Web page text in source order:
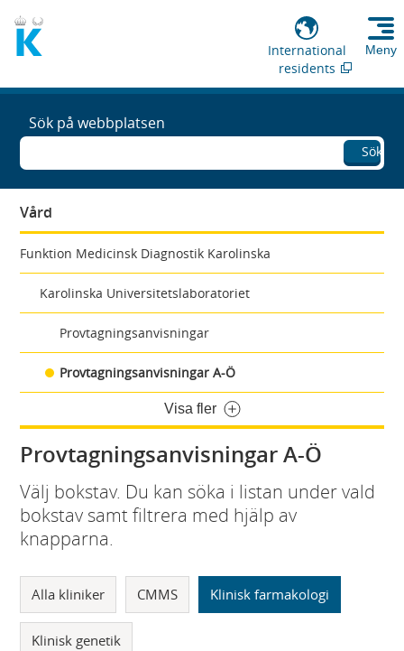
International
residents
Meny
Sök på webbplatsen
Sök
Vård
Funktion Medicinsk Diagnostik Karolinska
Karolinska Universitetslaboratoriet
Provtagningsanvisningar
Provtagningsanvisningar A-Ö
Visa fler
Provtagningsanvisningar A-Ö
Välj bokstav. Du kan söka i listan under vald
bokstav samt filtrera med hjälp av
knapparna.
Alla kliniker CMMS Klinisk farmakologi
Klinisk genetik